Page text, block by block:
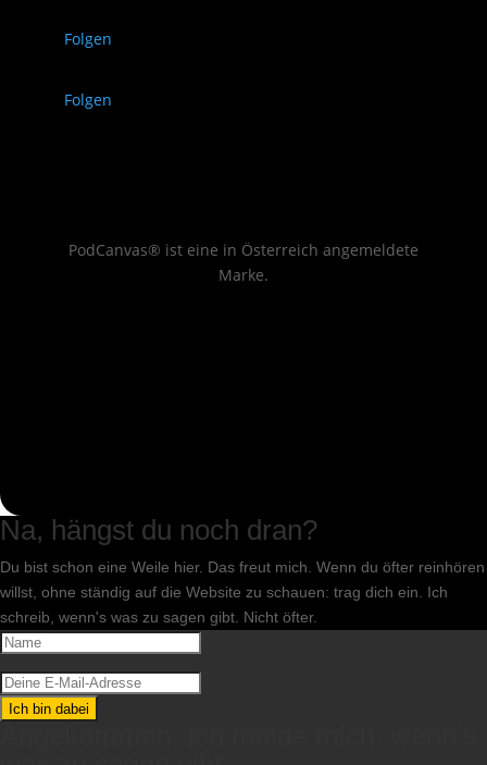
Folgen
Folgen
PodCanvas® ist eine in Österreich angemeldete
Marke.
Na, hängst du noch dran?
Du bist schon eine Weile hier. Das freut mich. Wenn du öfter reinhören
willst, ohne ständig auf die Website zu schauen: trag dich ein. Ich
schreib, wenn's was zu sagen gibt. Nicht öfter.
Ich bin dabei